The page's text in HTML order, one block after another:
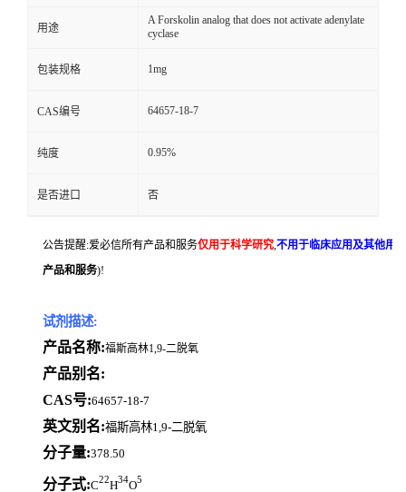
用途
A Forskolin analog that does not activate adenylate
cyclase
包装规格 1mg
CAS编号 64657-18-7
纯度 0.95%
是否进口 否
公告提醒:爱必信所有产品和服务仅用于科学研究,不用于临床应用及其他用
产品和服务)!
试剂描述:
产品名称:福斯高林1,9-二脱氧
产品别名:
CAS号:64657-18-7
英文别名:福斯高林1,9-二脱氧
分子量:378.50
分子式:C22H34O5